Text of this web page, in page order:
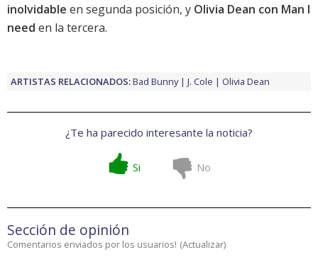
inolvidable en segunda posición, y Olivia Dean con Man I
need en la tercera.
ARTISTAS RELACIONADOS:Bad Bunny J. Cole Olivia Dean
¿Te ha parecido interesante la noticia?
Si No
Sección de opinión
Comentarios enviados por los usuarios! (Actualizar)